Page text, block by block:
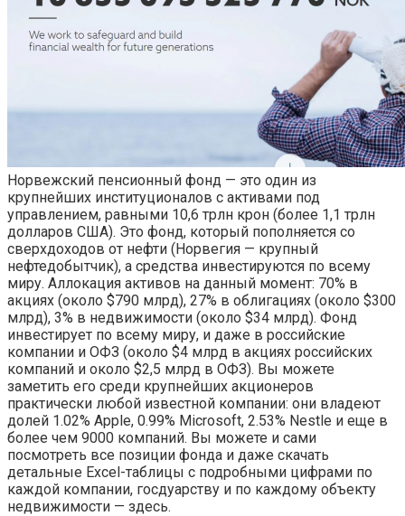
Норвежский пенсионный фонд — это один из
крупнейших институционалов с активами под
управлением, равными 10,6 трлн крон (более 1,1 трлн
долларов США). Это фонд, который пополняется со
сверхдоходов от нефти (Норвегия — крупный
нефтедобытчик), а средства инвестируются по всему
миру. Аллокация активов на данный момент: 70% в
акциях (около $790 млрд), 27% в облигациях (около $300
млрд), 3% в недвижимости (около $34 млрд). Фонд
инвестирует по всему миру, и даже в российские
компании и ОФЗ (около $4 млрд в акциях российских
компаний и около $2,5 млрд в ОФЗ). Вы можете
заметить его среди крупнейших акционеров
практически любой известной компании: они владеют
долей 1.02% Apple, 0.99% Microsoft, 2.53% Nestle и еще в
более чем 9000 компаний. Вы можете и сами
посмотреть все позиции фонда и даже скачать
детальные Excel-таблицы с подробными цифрами по
каждой компании, госдуарству и по каждому объекту
недвижимости — здесь.